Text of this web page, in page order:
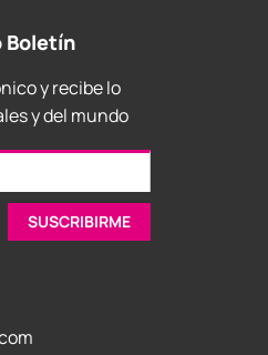
Boletín
y recibe lo
y del mundo